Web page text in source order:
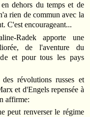
dehors du temps et de
rien de commun avec la
C'est encourageant...
Radek apporte une
de l'aventure du
et pour tous les pays
révolutions russes et
et d'Engels repensée à
affirme:
peut renverser le régime